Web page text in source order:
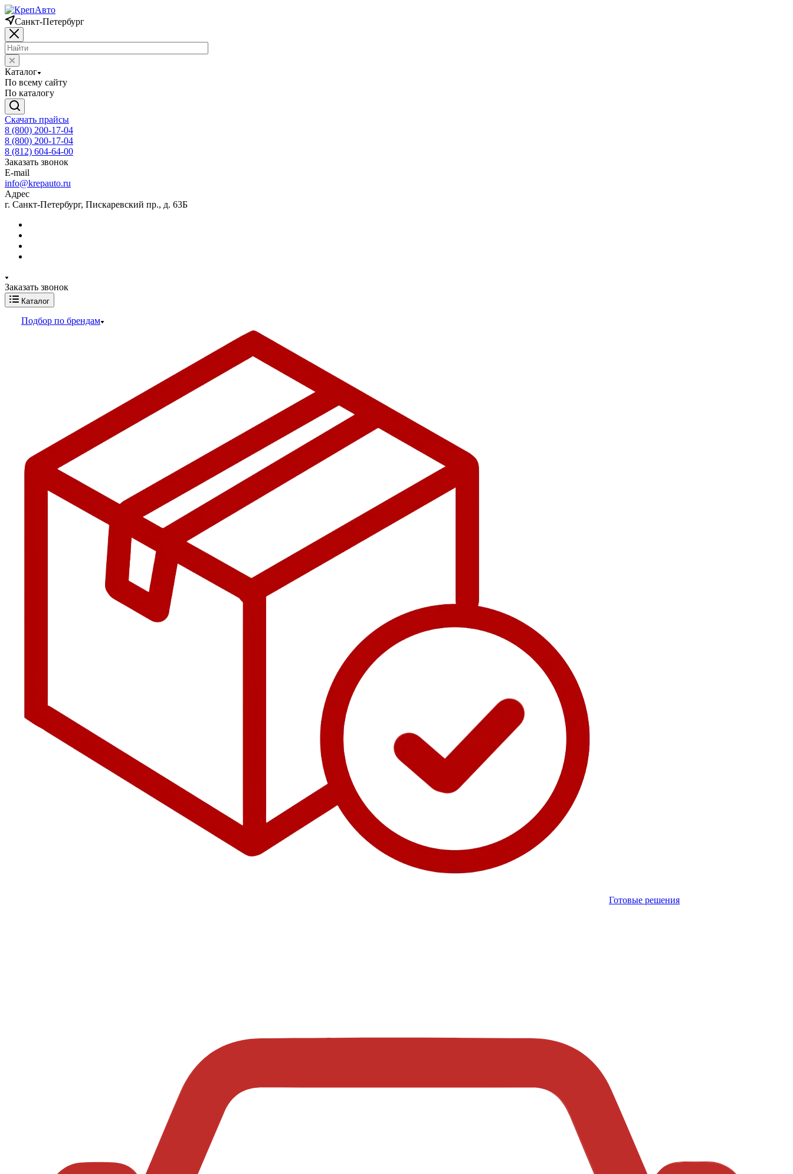
Санкт-Петербург
Каталог
По всему сайту
По каталогу
Скачать прайсы
8 (800) 200-17-04
8 (800) 200-17-04
8 (812) 604-64-00
Заказать звонок
E-mail
info@krepauto.ru
Адрес
г. Санкт-Петербург, Пискаревский пр., д. 63Б
Заказать звонок
Каталог
Подбор по брендам
Готовые решения